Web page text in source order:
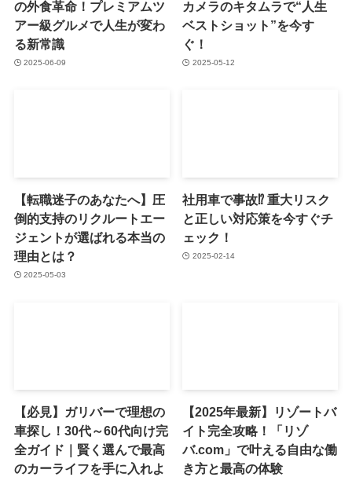
の外食革命！プレミアムツ
アー級グルメで人生が変わ
る新常識
2025-06-09
カメラのキタムラで“人生
ベストショット”を今す
ぐ！
2025-05-12
【転職迷子のあなたへ】圧
倒的支持のリクルートエー
ジェントが選ばれる本当の
理由とは？
2025-05-03
社用車で事故⁉ 重大リスク
と正しい対応策を今すぐチ
ェック！
2025-02-14
【必見】ガリバーで理想の
車探し！30代～60代向け完
全ガイド｜賢く選んで最高
のカーライフを手に入れよ
【2025年最新】リゾートバ
イト完全攻略！「リゾ
バ.com」で叶える自由な働
き方と最高の体験